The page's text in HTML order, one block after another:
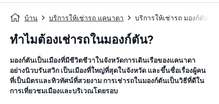
บ้าน บริการให้เช่ารถ แคนาดา บริการให้เช่ารถ มองก์ตัน
ทำไมต้องเช่ารถในมองก์ตัน?
มองก์ตันเป็นเมืองที่มีชีวิตชีวาในจังหวัดการเดินเรือของแคนาดา
อย่างนิวบรันสวิก เป็นเมืองที่ใหญ่ที่สุดในจังหวัด และขึ้นชื่อเรื่องผู้คน
ที่เป็นมิตรและทิวทัศน์ที่สวยงาม การเช่ารถในมองก์ตันเป็นวิธีที่ดีใน
การเที่ยวชมเมืองและบริเวณโดยรอบ